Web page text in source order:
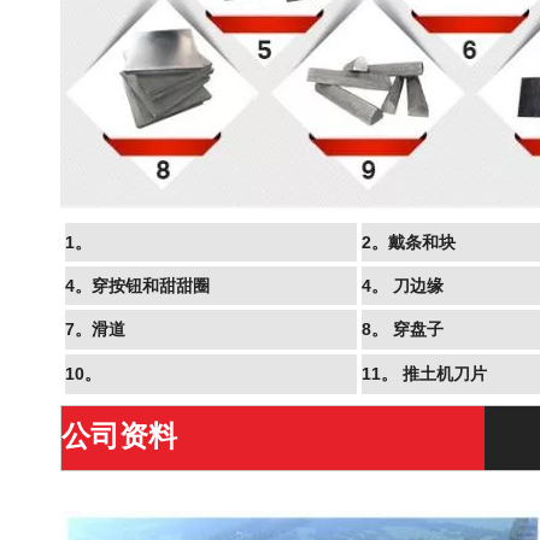
1。 2。戴条和块
4。穿按钮和甜甜圈 4。 刀边缘
7。滑道 8。 穿盘子
10。 11。 推土机刀片
公司资料